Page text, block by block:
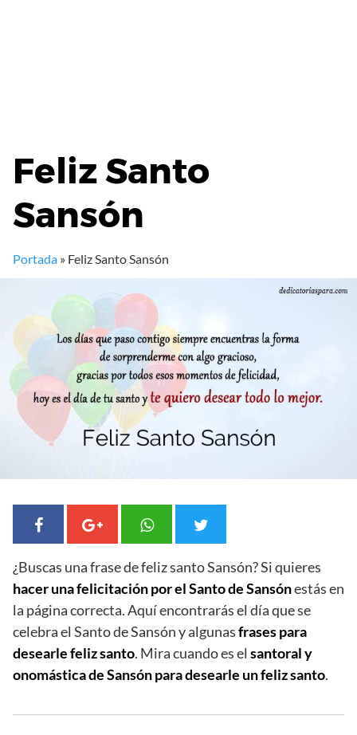
Feliz Santo
Sansón
Portada » Feliz Santo Sansón
¿Buscas una frase de feliz santo Sansón? Si quieres
hacer una felicitación por el Santo de Sansónestás en
la página correcta. Aquí encontrarás el día que se
celebra el Santo de Sansón y algunasfrases para
desearle feliz santo. Mira cuando es el santoral y
onomástica de Sansón para desearle un feliz santo.